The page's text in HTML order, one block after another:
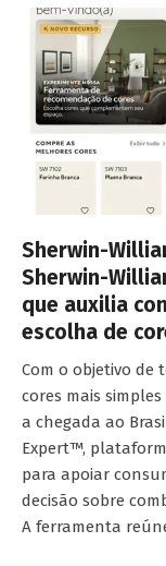
Sherwin-
Sherwin-
que auxilia
escolha de
Com o objetivo de
cores mais
a chegada ao
Expert™,
para apoiar
decisão sobre
A ferramenta